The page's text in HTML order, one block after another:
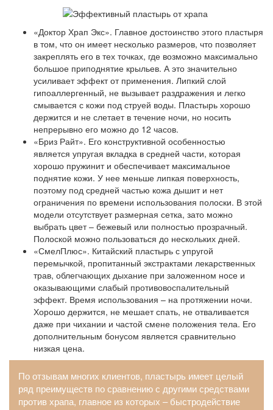
«Доктор Храп Экс». Главное достоинство этого пластыря
в том, что он имеет несколько размеров, что позволяет
закреплять его в тех точках, где возможно максимально
большое приподнятие крыльев. А это значительно
усиливает эффект от применения. Липкий слой
гипоаллергенный, не вызывает раздражения и легко
смывается с кожи под струей воды. Пластырь хорошо
держится и не слетает в течение ночи, но носить
непрерывно его можно до 12 часов.
«Бриз Райт». Его конструктивной особенностью
является упругая вкладка в средней части, которая
хорошо пружинит и обеспечивает максимальное
поднятие кожи. У нее меньше липкая поверхность,
поэтому под средней частью кожа дышит и нет
ограничения по времени использования полоски. В этой
модели отсутствует размерная сетка, зато можно
выбрать цвет – бежевый или полностью прозрачный.
Полоской можно пользоваться до нескольких дней.
«СмелПлюс». Китайский пластырь с упругой
перемычкой, пропитанный экстрактами лекарственных
трав, облегчающих дыхание при заложенном носе и
оказывающими слабый противовоспалительный
эффект. Время использования – на протяжении ночи.
Хорошо держится, не мешает спать, не отваливается
даже при чихании и частой смене положения тела. Его
дополнительным бонусом является сравнительно
низкая цена.
По отзывам многих клиентов, пластырь имеет целый
ряд преимуществ по сравнению с другими средствами
против храпа, главное из которых – быстродействие